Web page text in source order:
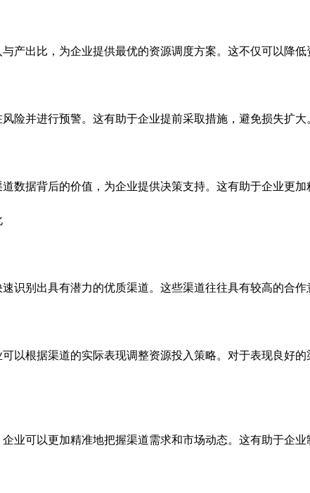
产出比，为企业提供最优的资源调度方案。这不仅可以降
险并进行预警。这有助于企业提前采取措施，避免损失扩
数据背后的价值，为企业提供决策支持。这有助于企业更加
识别出具有潜力的优质渠道。这些渠道往往具有较高的合
以根据渠道的实际表现调整资源投入策略。对于表现良好
业可以更加精准地把握渠道需求和市场动态。这有助于企